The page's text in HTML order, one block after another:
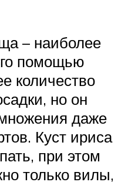
– наиболее
помощью
количество
но он
даже
Куст ириса
при этом
только вилы,